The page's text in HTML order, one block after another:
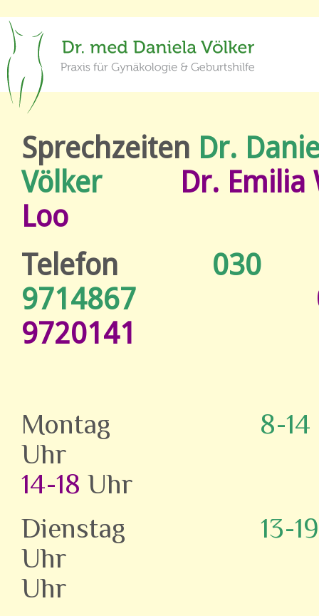
Sprechzeiten Dr.
Völker
Dr.
Loo
Telefon 030
9714867
9720141
Montag
8-14
14-18 Uhr
Dienstag 13-19
Uhr
Uhr